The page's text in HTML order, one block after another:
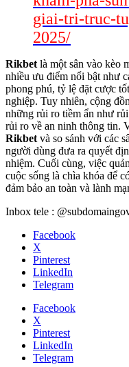
giai-tri-truc-
2025/
Rikbet là một sân vào kèo
nhiều ưu điểm nổi bật như
phong phú, tỷ lệ đặt cược
nghiệp. Tuy nhiên, cộng
những rủi ro tiềm ẩn như
rủi ro về an ninh thông tin.
Rikbet và so sánh với các
người dùng đưa ra quyết
nhiệm. Cuối cùng, việc
cuộc sống là chìa khóa để
đảm bảo an toàn và lành
Inbox tele :
Facebook
X
Pinterest
LinkedIn
Telegram
Facebook
X
Pinterest
LinkedIn
Telegram